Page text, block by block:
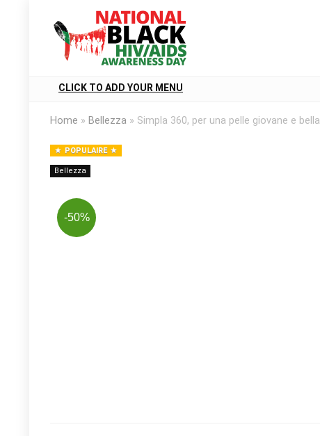
CLICK TO ADD YOUR MENU
Home » Bellezza » Simpla 360, per una pelle giovane e bella
POPULAIRE
Bellezza
-50%